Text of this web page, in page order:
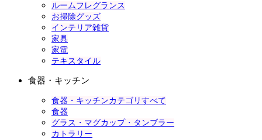
ルームフレグランス
お掃除グッズ
インテリア雑貨
家具
家電
テキスタイル
食器・キッチン
食器・キッチンカテゴリすべて
食器
グラス・マグカップ・タンブラー
カトラリー